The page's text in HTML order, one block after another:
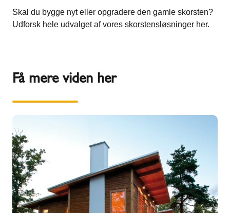
Skal du bygge nyt eller opgradere den gamle skorsten?
Udforsk hele udvalget af vores skorstensløsninger her.
Få mere viden her